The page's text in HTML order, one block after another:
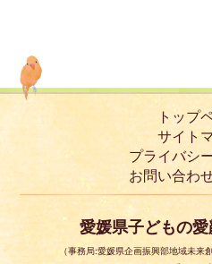
トップ
サイト
プライバシ
お問い合わ
愛媛県子どもの
（事務局:愛媛県企画振興部地域未